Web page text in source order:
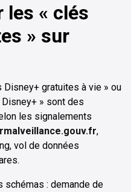
les « clés
» sur
gratuites à vie » ou
» sont des
les signalements
,
vol de données
: demande de